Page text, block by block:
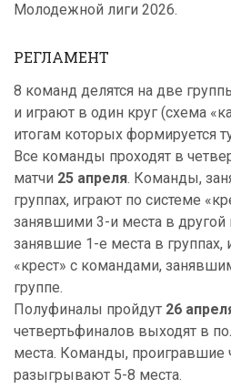
Молодежной лиги 2026.
РЕГЛАМЕНТ
8 команд делятся на две
и играют в один круг (схема
итогам которых формируется
Все команды проходят в
матчи 25 апреля. Команды,
группах, играют по системе
занявшими 3-и места в
занявшие 1-е места в группах,
«крест» с командами,
группе.
Полуфиналы пройдут 26
четвертьфиналов выходят в
места. Команды, проигравшие
разыгрывают 5-8 места.